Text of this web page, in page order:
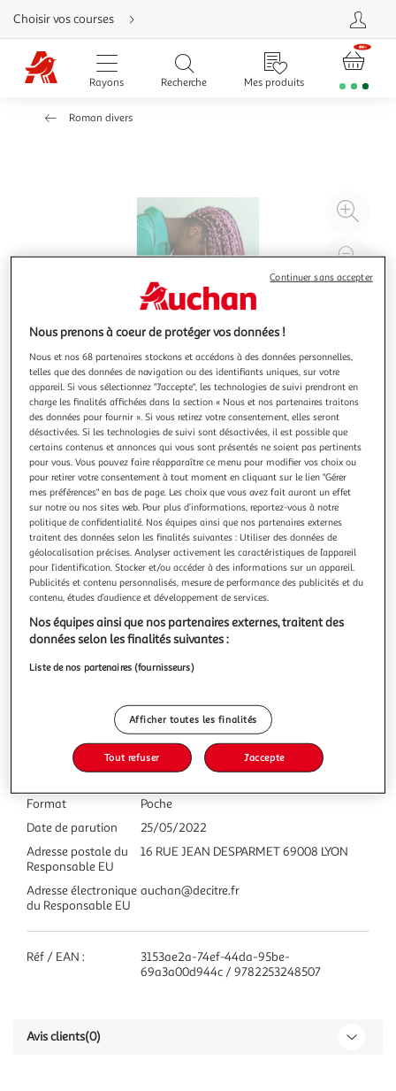
Aller
directement
au
contenu
Aller
directement
Aller
Choisir vos courses
Rayons Recherche Mes produits
Roman divers
à
ARPENTER LA NUIT, Mottley Leila
Kiara, dix-sept ans, vivote avec Marcus, son frère aîné, dans
un immeuble d'East Oakland. Livrés à eux-mêmes, ils ont
vu leur famille fracturée parla mort et la prison. Si lui rêve
de faire carrière dans le rap, elle se démène pour trouver du
travail et payer le loyer. Mais les dettes s'accumulent e
En savoir +
Vous voulez connaître le prix de ce produit ?
Afficher le prix
Format
Poche
Date de parution
25/05/2022
Adresse postale du
Responsable EU
16 RUE JEAN DESPARMET 69008 LYON
Adresse électronique
du Responsable EU
auchan@decitre.fr
Réf / EAN :
3153ae2a-74ef-44da-95be-
69a3a00d944c / 9782253248507
Avis clients(0)
Nous prenons à coeur de protéger vos données !
Nous et nos 68 partenaires stockons et accédons à des données personnelles,
telles que des données de navigation ou des identifiants uniques, sur votre
appareil. Si vous sélectionnez "J'accepte", les technologies de suivi prendront en
charge les finalités affichées dans la section « Nous et nos partenaires traitons
des données pour fournir ». Si vous retirez votre consentement, elles seront
désactivées. Si les technologies de suivi sont désactivées, il est possible que
certains contenus et annonces qui vous sont présentés ne soient pas pertinents
pour vous. Vous pouvez faire réapparaître ce menu pour modifier vos choix ou
pour retirer votre consentement à tout moment en cliquant sur le lien "Gérer
mes préférences" en bas de page. Les choix que vous avez fait auront un effet
sur notre ou nos sites web. Pour plus d’informations, reportez-vous à notre
politique de confidentialité. Nos équipes ainsi que nos partenaires externes
traitent des données selon les finalités suivantes : Utiliser des données de
géolocalisation précises. Analyser activement les caractéristiques de l’appareil
pour l’identification. Stocker et/ou accéder à des informations sur un appareil.
Publicités et contenu personnalisés, mesure de performance des publicités et du
contenu, études d’audience et développement de services.
Nos équipes ainsi que nos partenaires externes, traitent des
données selon les finalités suivantes :
Liste de nos partenaires (fournisseurs)
Afficher toutes les finalités
Tout refuser J'accepte
Continuer sans accepter